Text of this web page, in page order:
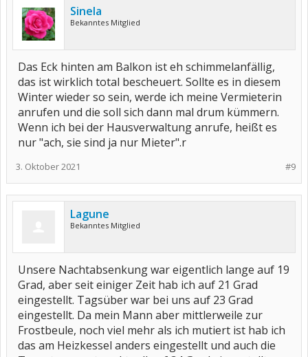
Sinela
Bekanntes Mitglied
Das Eck hinten am Balkon ist eh schimmelanfällig,
das ist wirklich total bescheuert. Sollte es in diesem
Winter wieder so sein, werde ich meine Vermieterin
anrufen und die soll sich dann mal drum kümmern.
Wenn ich bei der Hausverwaltung anrufe, heißt es
nur "ach, sie sind ja nur Mieter".r
#9
3. Oktober 2021
Lagune
Bekanntes Mitglied
Unsere Nachtabsenkung war eigentlich lange auf 19
Grad, aber seit einiger Zeit hab ich auf 21 Grad
eingestellt. Tagsüber war bei uns auf 23 Grad
eingestellt. Da mein Mann aber mittlerweile zur
Frostbeule, noch viel mehr als ich mutiert ist hab ich
das am Heizkessel anders eingestellt und auch die